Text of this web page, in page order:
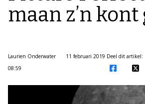
maan z’n
Laurien Onderwater
11 februari 2019
08:59
Deel dit artikel: